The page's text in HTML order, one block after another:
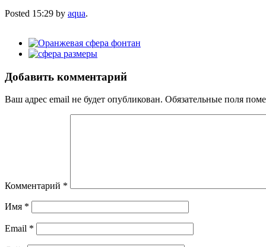
Posted 15:29 by aqua.
Добавить комментарий
Ваш адрес email не будет опубликован. Обязательные поля
Комментарий *
Имя *
Email *